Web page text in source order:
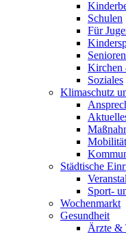
Schulen
Für
Kirchen
Soziales
Klimaschutz
Städtische
Sport-
Wochenmarkt
Gesundheit
Ärzte &